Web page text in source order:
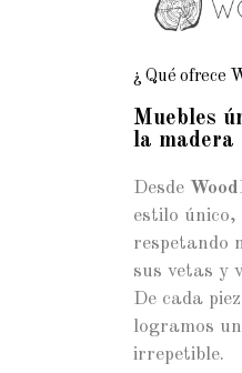
¿ Qué ofrece
Muebles
la madera
Desde
estilo
respetando
sus vetas y
De cada
logramos
irrepetible.